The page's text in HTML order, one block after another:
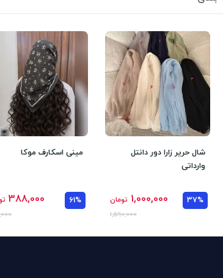
شال حریر زارا دور دانتل
وارداتی
37%
1,000,000 تومان
1,590,000
مینی اسکارف موکا
61%
388,000